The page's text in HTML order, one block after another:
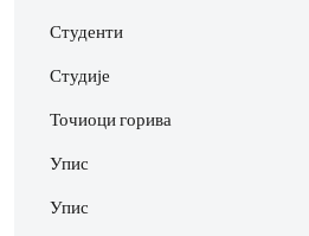
Студенти
Студије
Точиоци горива
Упис
Упис